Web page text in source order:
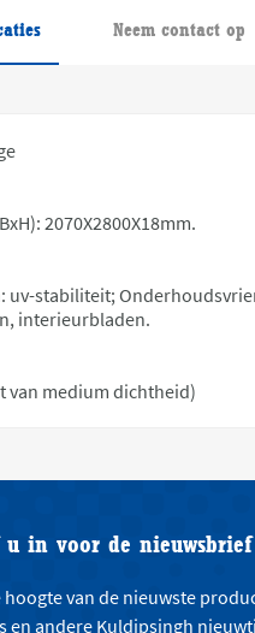
Neem contact op
2070X2800X18mm.
uv-stabiliteit;
interieurbladen.
van medium dichtheid)
u in voor de nieuwsbrief
hoogte van de nieuwste
en andere Kuldipsingh